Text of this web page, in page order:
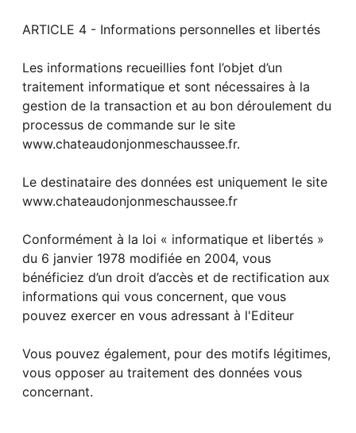
ARTICLE 4 - Informations personnelles et libertés
Les informations recueillies font l’objet d’un
traitement informatique et sont nécessaires à la
gestion de la transaction et au bon déroulement du
processus de commande sur le site
www.chateaudonjonmeschaussee.fr.
Le destinataire des données est uniquement le site
www.chateaudonjonmeschaussee.fr
Conformément à la loi « informatique et libertés »
du 6 janvier 1978 modifiée en 2004, vous
bénéficiez d’un droit d’accès et de rectification aux
informations qui vous concernent, que vous
pouvez exercer en vous adressant à l'Editeur
Vous pouvez également, pour des motifs légitimes,
vous opposer au traitement des données vous